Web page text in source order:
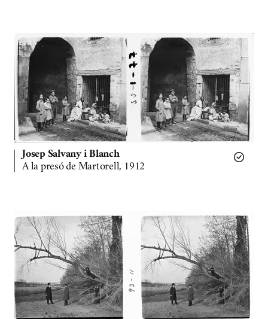
Josep Salvany i Blanch
A la presó de Martorell, 1912